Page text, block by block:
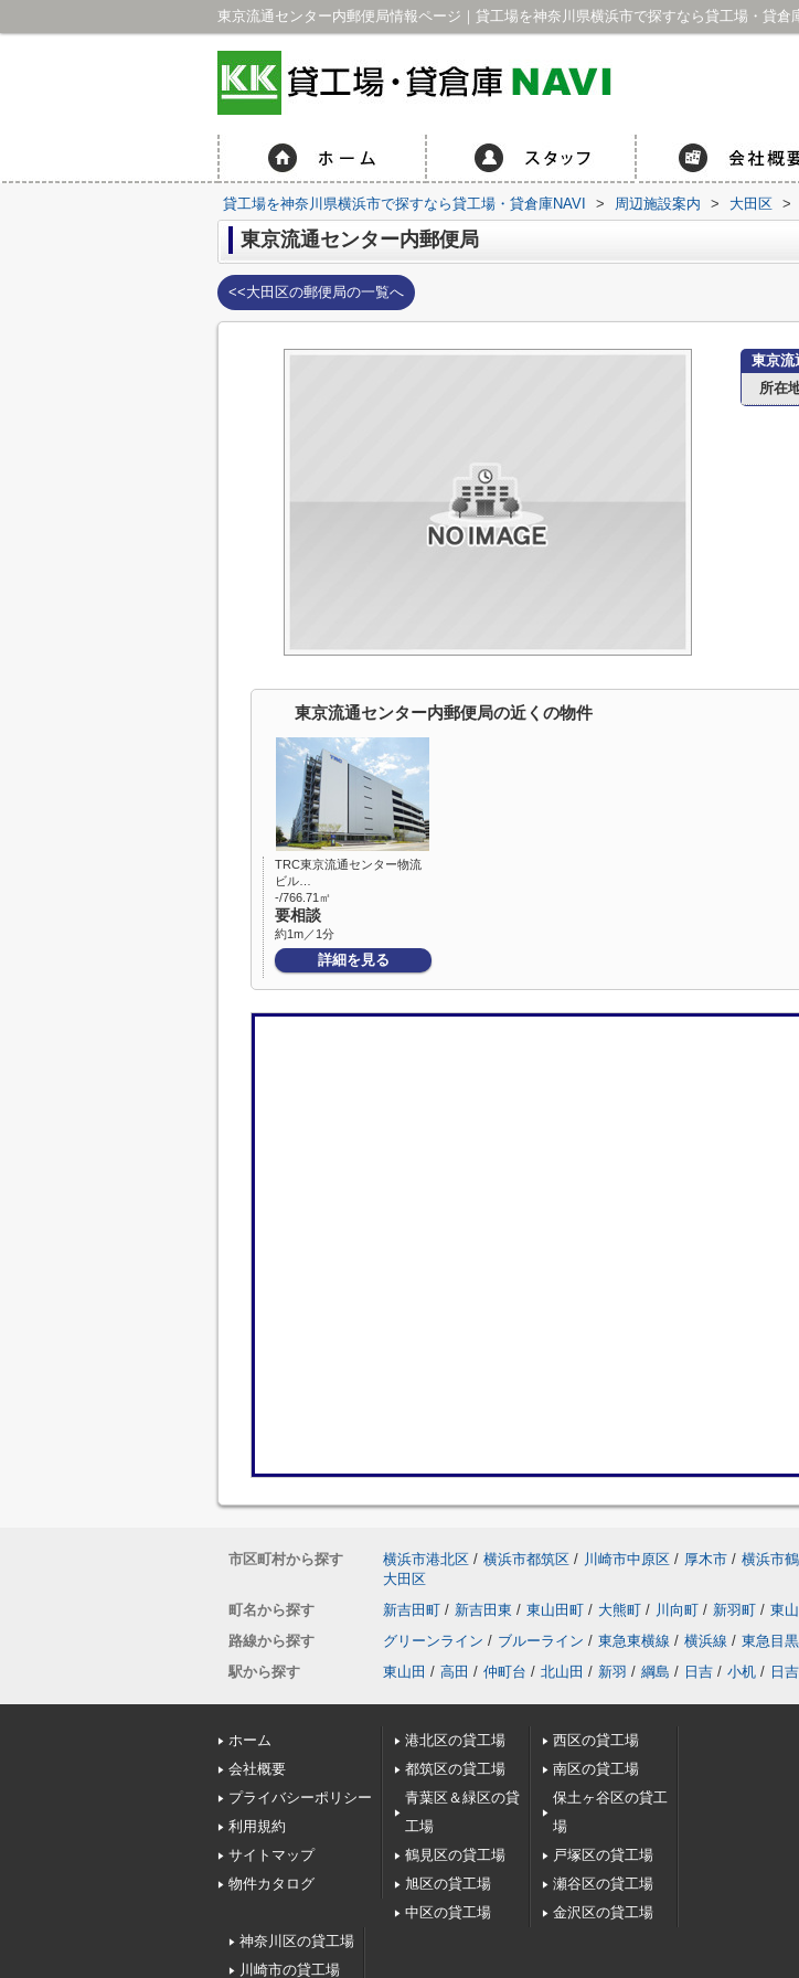
東京流通センター内郵便局情報ページ｜貸工場を神奈川県横浜市で探すなら貸工場・貸倉
貸工場を神奈川県横浜市で探すなら貸工場・貸倉庫NAVI > 周辺施設案内 > 大田区 >
東京流通センター内郵便局
<<大田区の郵便局の一覧へ
東京流
所在
東京流通センター内郵便局の近くの物件
TRC東京流通センター物流
ビル…
-/766.71㎡
要相談
約1m／1分
詳細を見る
市区町村から探す 横浜市港北区 / 横浜市都筑区 / 川崎市中原区 / 厚木市 / 横浜市
大田区
町名から探す
新吉田町 / 新吉田東 / 東山田町 / 大熊町 / 川向町 / 新羽町 / 東
路線から探す
グリーンライン / ブルーライン / 東急東横線 / 横浜線 / 東急目
駅から探す
東山田 / 高田 / 仲町台 / 北山田 / 新羽 / 綱島 / 日吉 / 小机 / 日
ホーム
会社概要
プライバシーポリシー
利用規約
サイトマップ
物件カタログ
港北区の貸工場
都筑区の貸工場
青葉区＆緑区の貸
工場
鶴見区の貸工場
旭区の貸工場
中区の貸工場
西区の貸工場
南区の貸工場
保土ヶ谷区の貸工
場
戸塚区の貸工場
瀬谷区の貸工場
金沢区の貸工場
神奈川区の貸工場
川崎市の貸工場